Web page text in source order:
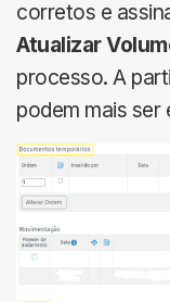
corretos e
Atualizar
processo. A
podem mais ser